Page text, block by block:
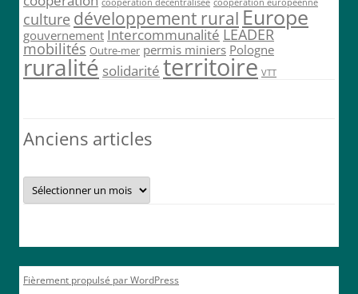
coopération décentralisée coopération européenne
culture développement rural Europe
gouvernement Intercommunalité LEADER
mobilités Outre-mer permis miniers Pologne
ruralité solidarité territoire VTT
Anciens articles
Anciens
articles
Fièrement propulsé par WordPress